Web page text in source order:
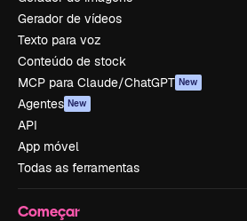
Gerador de vídeos
Texto para voz
Conteúdo de stock
MCP para Claude/ChatGPT New
Agentes New
API
App móvel
Todas as ferramentas
Começar